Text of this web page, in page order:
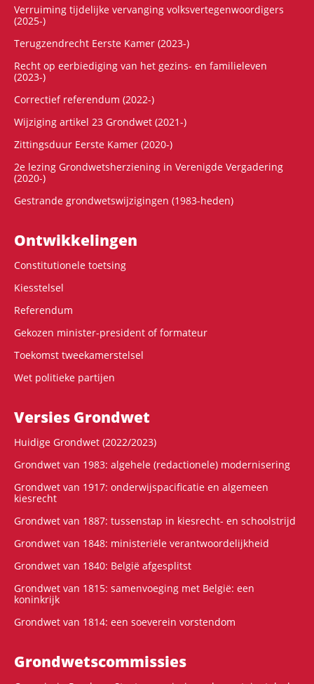
Verruiming tijdelijke vervanging volksvertegenwoordigers
(2025-)
Terugzendrecht Eerste Kamer (2023-)
Recht op eerbiediging van het gezins- en familieleven
(2023-)
Correctief referendum (2022-)
Wijziging artikel 23 Grondwet (2021-)
Zittingsduur Eerste Kamer (2020-)
2e lezing Grondwetsherziening in Verenigde Vergadering
(2020-)
Gestrande grondwetswijzigingen (1983-heden)
Ontwikke­lingen
Constitutionele toetsing
Kiesstelsel
Referendum
Gekozen minister-president of formateur
Toekomst tweekamerstelsel
Wet politieke partijen
Versies Grondwet
Huidige Grondwet (2022/2023)
Grondwet van 1983: algehele (redactionele) modernisering
Grondwet van 1917: onderwijspacificatie en algemeen
kiesrecht
Grondwet van 1887: tussenstap in kiesrecht- en schoolstrijd
Grondwet van 1848: ministeriële verantwoordelijkheid
Grondwet van 1840: België afgesplitst
Grondwet van 1815: samenvoeging met België: een
koninkrijk
Grondwet van 1814: een soeverein vorstendom
Grondwets­commissies